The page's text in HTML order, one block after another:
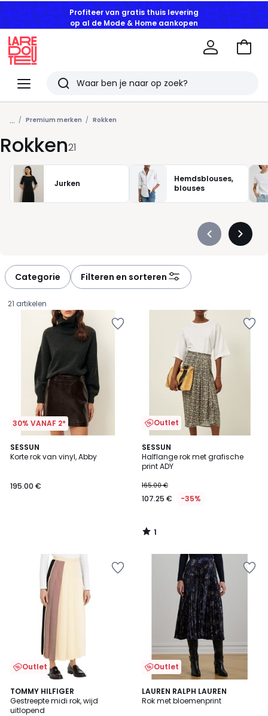
Profiteer van gratis thuis levering
op al de Mode & Home aankopen
Menu
Redoute
Zoeken
Laatst
bekeken
artikelen
Naar
... Premium merken Rokken
Rokken21
Jurken
Hemdsblouses,
blouses
Précédent
Categorie Filteren en sorteren
21 artikelen
30% VANAF 2*
SESSUN
Korte rok van vinyl, Abby
€.
195.00 €
Outlet
SESSUN
Halflange rok met grafische
print ADY
165.00 €
107.25 € -35%
1
/
5
1
/
Outlet
TOMMY HILFIGER
Gestreepte midi rok, wijd
uitlopend
5
/
5
Outlet
LAUREN RALPH LAUREN
Rok met bloemenprint